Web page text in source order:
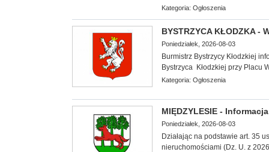
Kategoria: Ogłoszenia
BYSTRZYCA KŁODZKA -
Poniedziałek, 2026-08-03
Burmistrz Bystrzycy Kłodzkiej
Bystrzyca Kłodzkiej przy Placu
Kategoria: Ogłoszenia
MIĘDZYLESIE -
Poniedziałek, 2026-08-03
Działając na podstawie art. 35
nieruchomościami (Dz. U. z